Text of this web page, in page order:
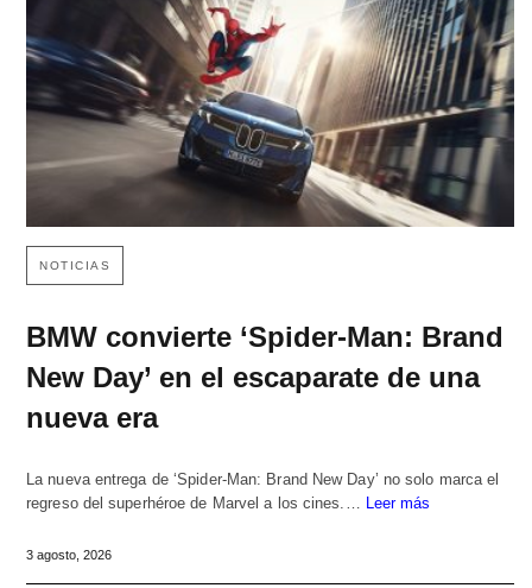
NOTICIAS
BMW convierte ‘Spider-Man: Brand
New Day’ en el escaparate de una
nueva era
La nueva entrega de ‘Spider-Man: Brand New Day’ no solo marca el
regreso del superhéroe de Marvel a los cines.… Leer más
3 agosto, 2026